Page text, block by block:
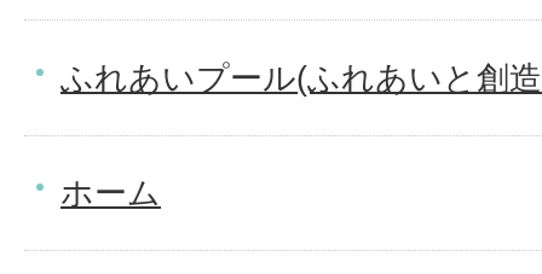
ふれあいプール(ふれあいと創
ホーム